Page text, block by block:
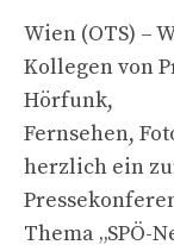
Wien (OTS) –
Kollegen von
Hörfunk,
Fernsehen,
herzlich ein
Thema „SPÖ-